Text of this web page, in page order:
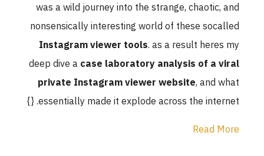
was a wild journey into the strange, chaotic, and
nonsensically interesting world of these socalled
Instagram viewer tools . as a result heres my
deep dive acase laboratory analysis of a viral
private Instagram viewer website , and what
essentially made it explode across the internet. {}
Read More